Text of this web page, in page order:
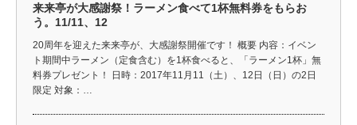
来来亭が大感謝祭！ラーメン食べて1杯無料券をもらお
う。11/11、12
20周年を迎えた来来亭が、大感謝祭開催です！ 概要 内容：イベン
ト期間中ラーメン（定食含む）を1杯食べると、「ラーメン1杯」無
料券プレゼント！ 日時：2017年11月11（土）、12日（日）の2日
限定 対象：…